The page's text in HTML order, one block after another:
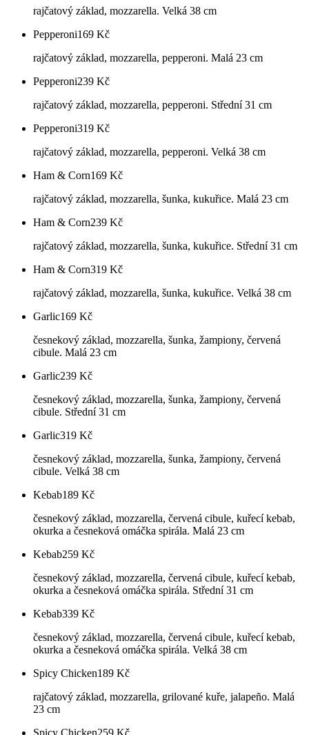
rajčatový základ, mozzarella. Velká 38 cm
Pepperoni169 Kč
rajčatový základ, mozzarella, pepperoni. Malá 23 cm
Pepperoni239 Kč
rajčatový základ, mozzarella, pepperoni. Střední 31 cm
Pepperoni319 Kč
rajčatový základ, mozzarella, pepperoni. Velká 38 cm
Ham & Corn169 Kč
rajčatový základ, mozzarella, šunka, kukuřice. Malá 23 cm
Ham & Corn239 Kč
rajčatový základ, mozzarella, šunka, kukuřice. Střední 31 cm
Ham & Corn319 Kč
rajčatový základ, mozzarella, šunka, kukuřice. Velká 38 cm
Garlic169 Kč
česnekový základ, mozzarella, šunka, žampiony, červená
cibule. Malá 23 cm
Garlic239 Kč
česnekový základ, mozzarella, šunka, žampiony, červená
cibule. Střední 31 cm
Garlic319 Kč
česnekový základ, mozzarella, šunka, žampiony, červená
cibule. Velká 38 cm
Kebab189 Kč
česnekový základ, mozzarella, červená cibule, kuřecí kebab,
okurka a česneková omáčka spirála. Malá 23 cm
Kebab259 Kč
česnekový základ, mozzarella, červená cibule, kuřecí kebab,
okurka a česneková omáčka spirála. Střední 31 cm
Kebab339 Kč
česnekový základ, mozzarella, červená cibule, kuřecí kebab,
okurka a česneková omáčka spirála. Velká 38 cm
Spicy Chicken189 Kč
rajčatový základ, mozzarella, grilované kuře, jalapeño. Malá
23 cm
Spicy Chicken259 Kč